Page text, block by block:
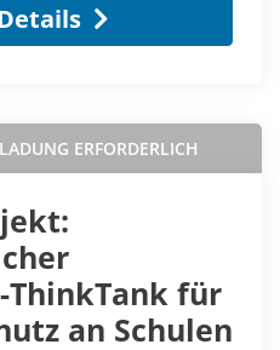
ERFORDERLICH
für
an Schulen